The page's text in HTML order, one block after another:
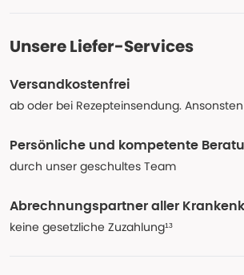
Unsere Liefer-Services
Versandkostenfrei
ab oder bei Rezepteinsendung. Ansonsten
Persönliche und kompetente
durch unser geschultes Team
Abrechnungspartner aller
keine gesetzliche Zuzahlung¹³